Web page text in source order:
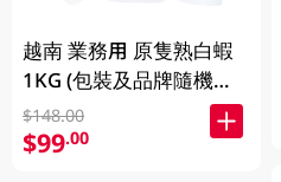
越南 業務用 原隻熟白蝦
1KG (包裝及品牌隨機發
放)
$148.00
$99.00